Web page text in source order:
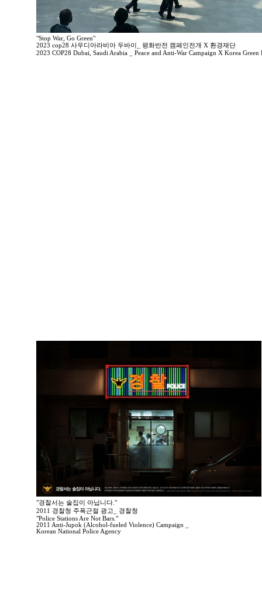
"Stop War, Go Green"
2023 cop28 사우디아라비아 두바이_ 평화반전 캠페인전개 X 환경재단
2023 COP28 Dubai, Saudi Arabia _ Peace and Anti-War Campaign X Korea Green
"경찰서는 술집이 아닙니다."
2011 경찰청 주폭근절 광고_ 경찰청
"Police Stations Are Not Bars."
2011 Anti-Jupok (Alcohol-fueled Violence) Campaign _
Korean National Police Agency